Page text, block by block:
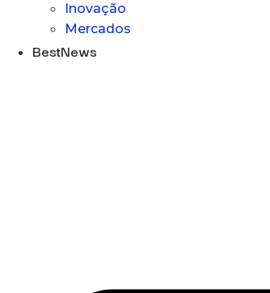
Inovação
Mercados
BestNews